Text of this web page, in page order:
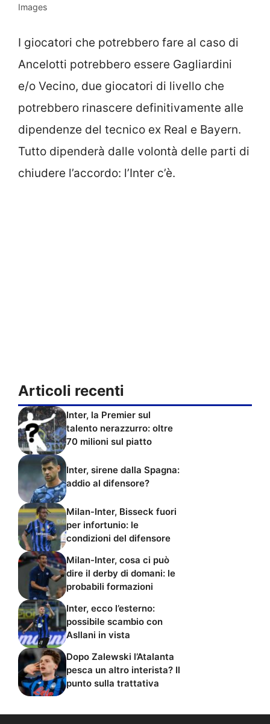
Images
I giocatori che potrebbero fare al caso di
Ancelotti potrebbero essere Gagliardini
e/o Vecino, due giocatori di livello che
potrebbero rinascere definitivamente alle
dipendenze del tecnico ex Real e Bayern.
Tutto dipenderà dalle volontà delle parti di
chiudere l’accordo: l’Inter c’è.
Articoli recenti
Inter, la Premier sul
talento nerazzurro: oltre
70 milioni sul piatto
Inter, sirene dalla Spagna:
addio al difensore?
Milan-Inter, Bisseck fuori
per infortunio: le
condizioni del difensore
Milan-Inter, cosa ci può
dire il derby di domani: le
probabili formazioni
Inter, ecco l’esterno:
possibile scambio con
Asllani in vista
Dopo Zalewski l’Atalanta
pesca un altro interista? Il
punto sulla trattativa